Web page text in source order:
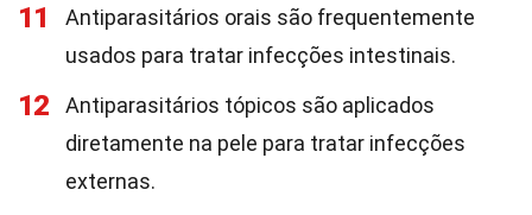
11
Antiparasitários orais são frequentemente
usados para tratar infecções intestinais.
12
Antiparasitários tópicos são aplicados
diretamente na pele para tratar infecções
externas.